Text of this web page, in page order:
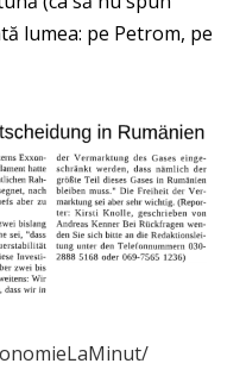
lumea: pe Petrom, pe